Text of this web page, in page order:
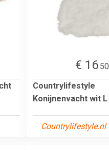
€ 16.50
Countrylifestyle
Konijnenvacht wit L
Countrylifestyle.nl